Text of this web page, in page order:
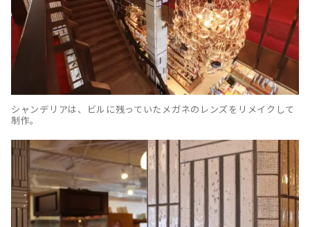
シャンデリアは、ビルに残っていたメガネのレンズをリメイクして
制作。